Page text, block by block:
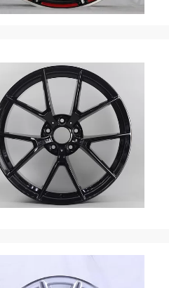
Lucas Mendes